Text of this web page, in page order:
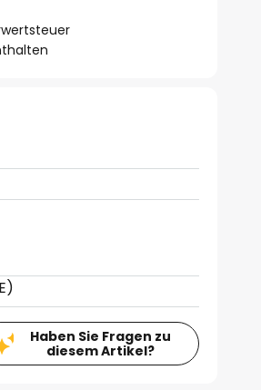
Haben Sie Fragen zu
diesem Artikel?